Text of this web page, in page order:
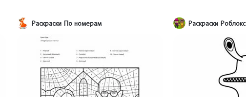
Раскраски По номерам Раскраски Роблокс